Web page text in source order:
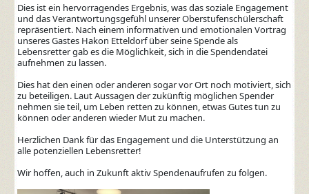
Dies ist ein hervorragendes Ergebnis, was das soziale Engagement
und das Verantwortungsgefühl unserer Oberstufenschülerschaft
repräsentiert. Nach einem informativen und emotionalen Vortrag
unseres Gastes Hakon Etteldorf über seine Spende als
Lebensretter gab es die Möglichkeit, sich in die Spendendatei
aufnehmen zu lassen.
Dies hat den einen oder anderen sogar vor Ort noch motiviert, sich
zu beteiligen. Laut Aussagen der zukünftig möglichen Spender
nehmen sie teil, um Leben retten zu können, etwas Gutes tun zu
können oder anderen wieder Mut zu machen.
Herzlichen Dank für das Engagement und die Unterstützung an
alle potenziellen Lebensretter!
Wir hoffen, auch in Zukunft aktiv Spendenaufrufen zu folgen.